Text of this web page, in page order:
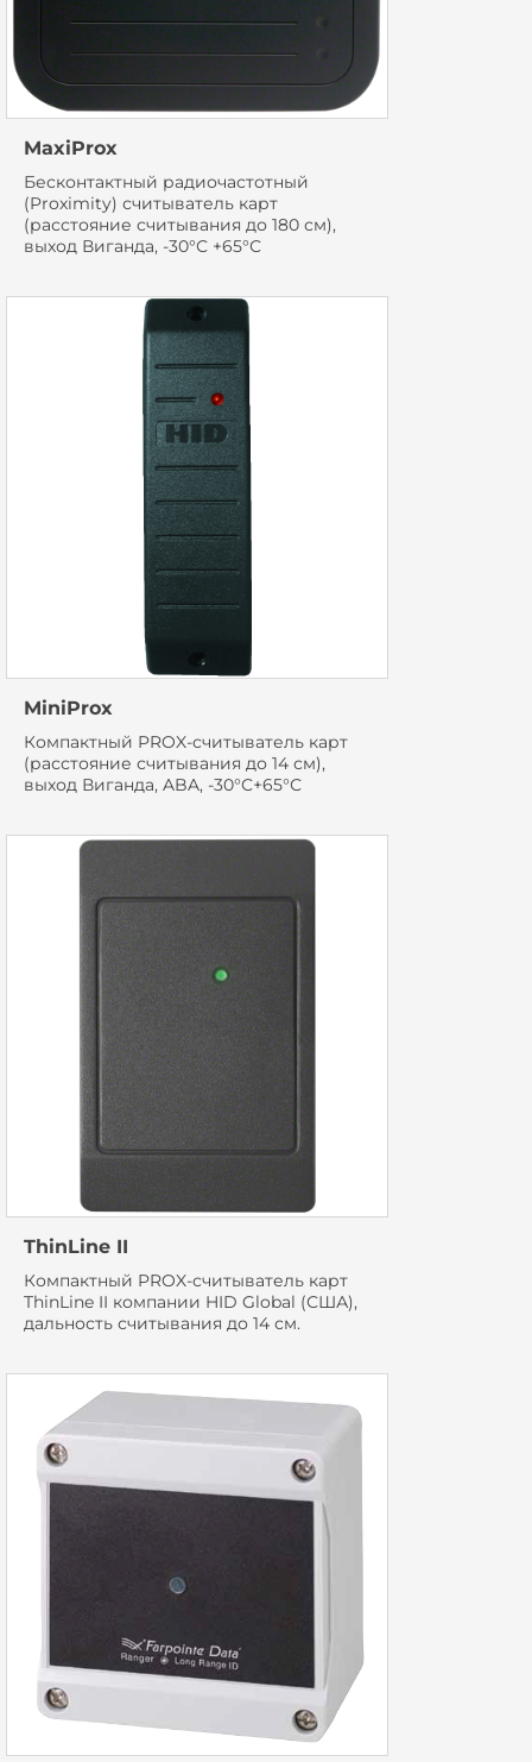
MaxiProx
Бесконтактный радиочастотный
(Proximity) считыватель карт
(расстояние считывания до 180 см),
выход Виганда, -30°С +65°С
MiniProx
Компактный PROX-считыватель карт
(расстояние считывания до 14 см),
выход Виганда, ABA, -30°С+65°С
ThinLine II
Компактный PROX-считыватель карт
ThinLine II компании HID Global (США),
дальность считывания до 14 см.